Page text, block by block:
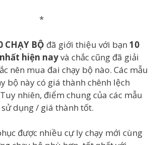
*
CHẠY BỘ đã giới thiệu với bạn 10
hiện nayvà chắc cũng đã giải
nên mua đai chạy bộ nào. Các mẫu
bộ này có giá thành chênh lệch
nhiên, điểm chung của các mẫu
dụng / giá thành tốt.
được nhiều cự ly chạy mới cùng